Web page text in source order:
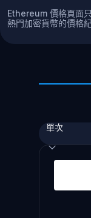
Ethereum 價格頁面
熱門加密貨幣的價格
單次